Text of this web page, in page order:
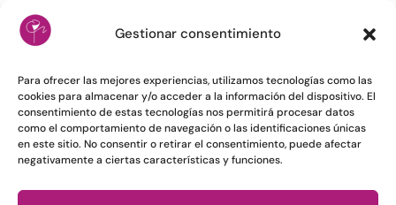
Gestionar consentimiento
Para ofrecer las mejores experiencias, utilizamos tecnologías como las
cookies para almacenar y/o acceder a la información del dispositivo. El
consentimiento de estas tecnologías nos permitirá procesar datos
como el comportamiento de navegación o las identificaciones únicas
en este sitio. No consentir o retirar el consentimiento, puede afectar
negativamente a ciertas características y funciones.